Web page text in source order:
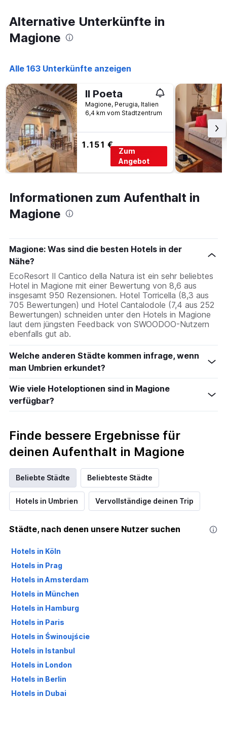
Wochenende
anzeigt,
der
letzten
Tagen
gefunden
wurde.
Alternative Unterkünfte in
Magione
Alle 163 Unterkünfte anzeigen
Il Poeta
Magione, Perugia, Italien
6,4 km vom Stadtzentrum
1.151 €
Zum
Angebot
Informationen zum Aufenthalt in
Magione
Magione: Was sind die besten Hotels in der
Nähe?
EcoResort Il Cantico della Natura ist ein sehr beliebtes
Hotel in Magione mit einer Bewertung von 8,6 aus
insgesamt 950 Rezensionen. Hotel Torricella (8,3 aus
705 Bewertungen) und Hotel Cantalodole (7,4 aus 252
Bewertungen) schneiden unter den Hotels in Magione
laut dem jüngsten Feedback von SWOODOO-Nutzern
ebenfalls gut ab.
Welche anderen Städte kommen infrage, wenn
man Umbrien erkundet?
Wie viele Hoteloptionen sind in Magione
verfügbar?
Finde bessere Ergebnisse für
deinen Aufenthalt in Magione
Beliebte Städte Beliebteste Städte
Hotels in Umbrien Vervollständige deinen Trip
Städte, nach denen unsere Nutzer suchen
Hotels in Köln
Hotels in Prag
Hotels in Amsterdam
Hotels in München
Hotels in Hamburg
Hotels in Paris
Hotels in Świnoujście
Hotels in Istanbul
Hotels in London
Hotels in Berlin
Hotels in Dubai